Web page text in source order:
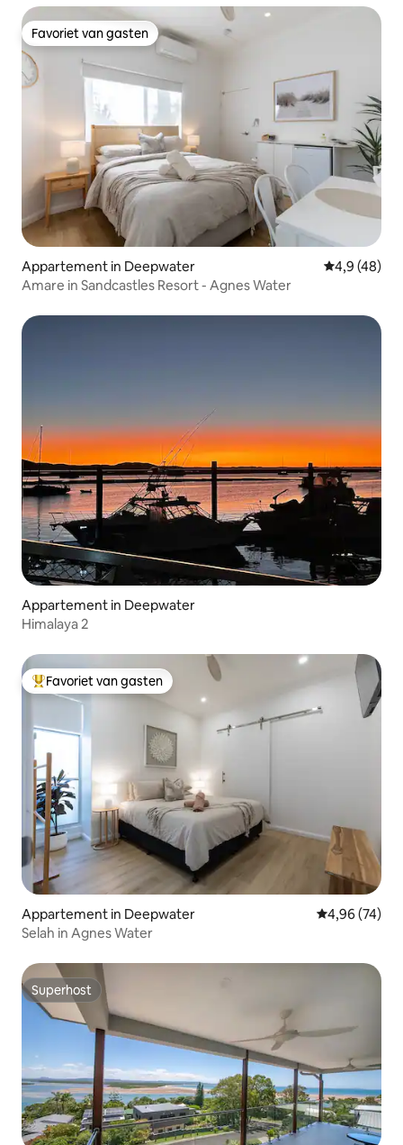
Favoriet van gasten
Favoriet van gasten
Appartement in Deepwater
4,9 (48)
Amare in Sandcastles Resort - Agnes Water
Appartement in Deepwater
Himalaya 2
Topfavoriet van gasten
Favoriet van gasten
Appartement in Deepwater Gemiddelde
4,96 (74)
Selah in Agnes Water
Superhost
Superhost